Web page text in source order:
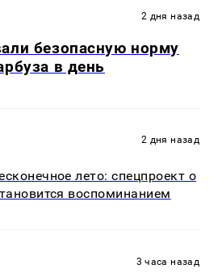
2 дня назад
безопасную норму
в день
2 дня назад
лето: спецпроект о
воспоминанием
3 часа назад